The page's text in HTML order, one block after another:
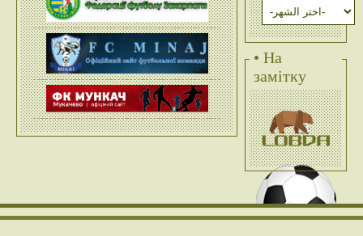
• На
замітку